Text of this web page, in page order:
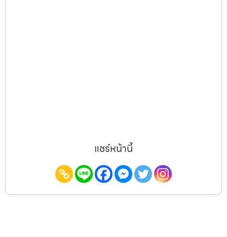
แชร์หน้านี้